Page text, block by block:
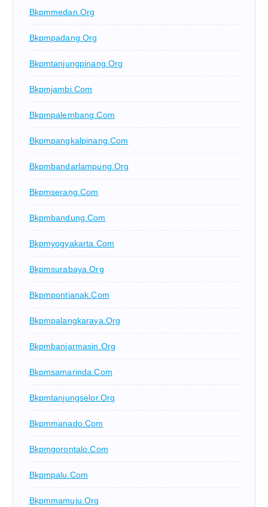
Bkpmmedan.org
Bkpmpadang.org
Bkpmtanjungpinang.org
Bkpmjambi.com
Bkpmpalembang.com
Bkpmpangkalpinang.com
Bkpmbandarlampung.org
Bkpmserang.com
Bkpmbandung.com
Bkpmyogyakarta.com
Bkpmsurabaya.org
Bkpmpontianak.com
Bkpmpalangkaraya.org
Bkpmbanjarmasin.org
Bkpmsamarinda.com
Bkpmtanjungselor.org
Bkpmmanado.com
Bkpmgorontalo.com
Bkpmpalu.com
Bkpmmamuju.org